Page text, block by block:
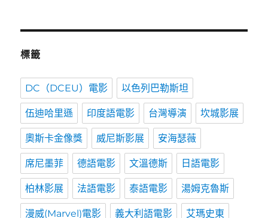
標籤
DC（DCEU）電影 以色列巴勒斯坦
伍迪哈里遜 印度語電影 台灣導演 坎城影展
奧斯卡金像獎 威尼斯影展 安海瑟薇
席尼墨菲 德語電影 文溫德斯 日語電影
柏林影展 法語電影 泰語電影 湯姆克魯斯
漫威(Marvel)電影 義大利語電影 艾瑪史東